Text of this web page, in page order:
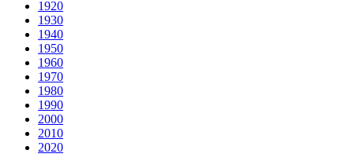
1920
1930
1940
1950
1960
1970
1980
1990
2000
2010
2020